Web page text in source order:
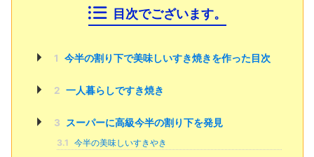
目次でございます。
1 今半の割り下で美味しいすき焼きを作った目次
2 一人暮らしですき焼き
3 スーパーに高級今半の割り下を発見
3.1 今半の美味しいすきやき